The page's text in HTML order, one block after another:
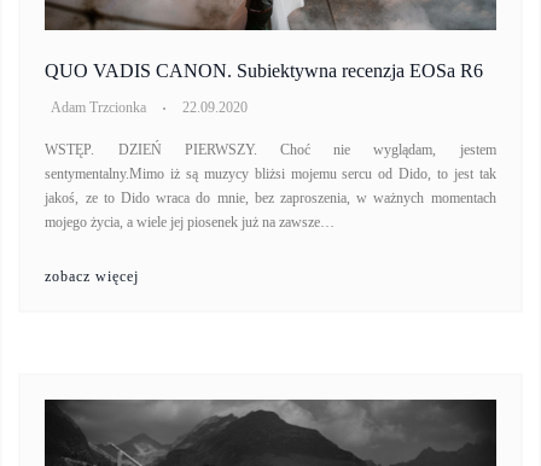
QUO VADIS CANON. Subiektywna recenzja EOSa R6
Adam Trzcionka 22.09.2020
WSTĘP. DZIEŃ PIERWSZY. Choć nie wyglądam, jestem
sentymentalny.Mimo iż są muzycy bliżsi mojemu sercu od Dido, to jest tak
jakoś, ze to Dido wraca do mnie, bez zaproszenia, w ważnych momentach
mojego życia, a wiele jej piosenek już na zawsze…
zobacz więcej